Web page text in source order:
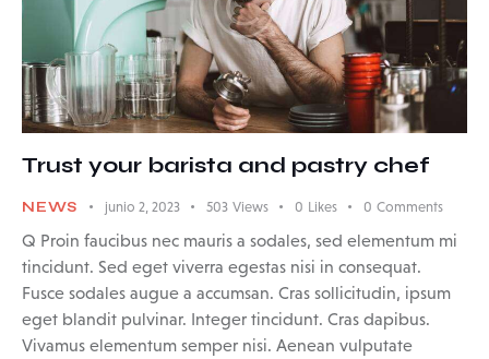
Trust your barista and pastry chef
NEWS junio 2, 2023 503 Views 0 Likes 0 Comments
Q Proin faucibus nec mauris a sodales, sed elementum mi
tincidunt. Sed eget viverra egestas nisi in consequat.
Fusce sodales augue a accumsan. Cras sollicitudin, ipsum
eget blandit pulvinar. Integer tincidunt. Cras dapibus.
Vivamus elementum semper nisi. Aenean vulputate